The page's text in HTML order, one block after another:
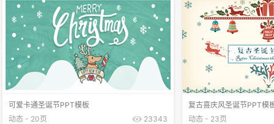
可爱卡通圣诞节PPT模板
动态 - 20页
23343
复古喜庆风圣诞节PPT模
动态 - 23页